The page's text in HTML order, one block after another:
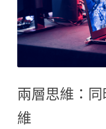
兩層思維：
維